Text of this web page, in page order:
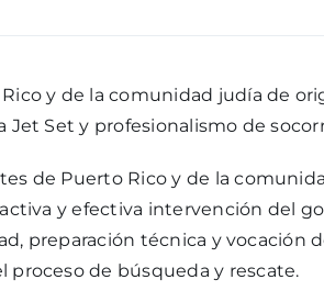
y de la comunidad judía de
Set y profesionalismo de
de Puerto Rico y de la
y efectiva intervención del
preparación técnica y vocación
de búsqueda y rescate.